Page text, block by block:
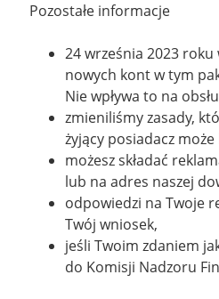
Pozostałe informacje
24 września 2023
nowych kont w tym
Nie wpływa to na
zmieniliśmy zasady,
żyjący posiadacz
możesz składać
lub na adres naszej
odpowiedzi na Twoje
Twój wniosek,
jeśli Twoim zdaniem
do Komisji Nadzoru